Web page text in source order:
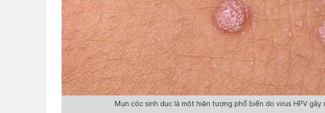
Mụn cóc sinh dục là một hiện tượng phổ biến do virus HPV gây